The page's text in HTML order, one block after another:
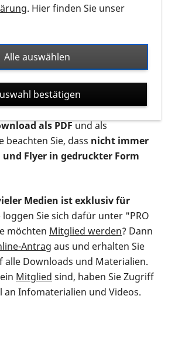
Sie sämtliches Infomaterial
Formatfilter, um ausschließlich
Audios oder Videos zu
Flyer und Broschüren werden in
angeboten: zur
als gedruckte Variante
als PDFund als
beachten Sie, dass nicht immer
Flyer in gedruckter Form
Medien ist exklusiv für
loggen Sie sich dafür unter "PRO
möchten Mitglied werden? Dann
Antrag aus und erhalten Sie
Downloads und Materialien.
Mitglied sind, haben Sie Zugriff
an Infomaterialien und Videos.
. Hier finden Sie unser
Alle auswählen
bestätigen